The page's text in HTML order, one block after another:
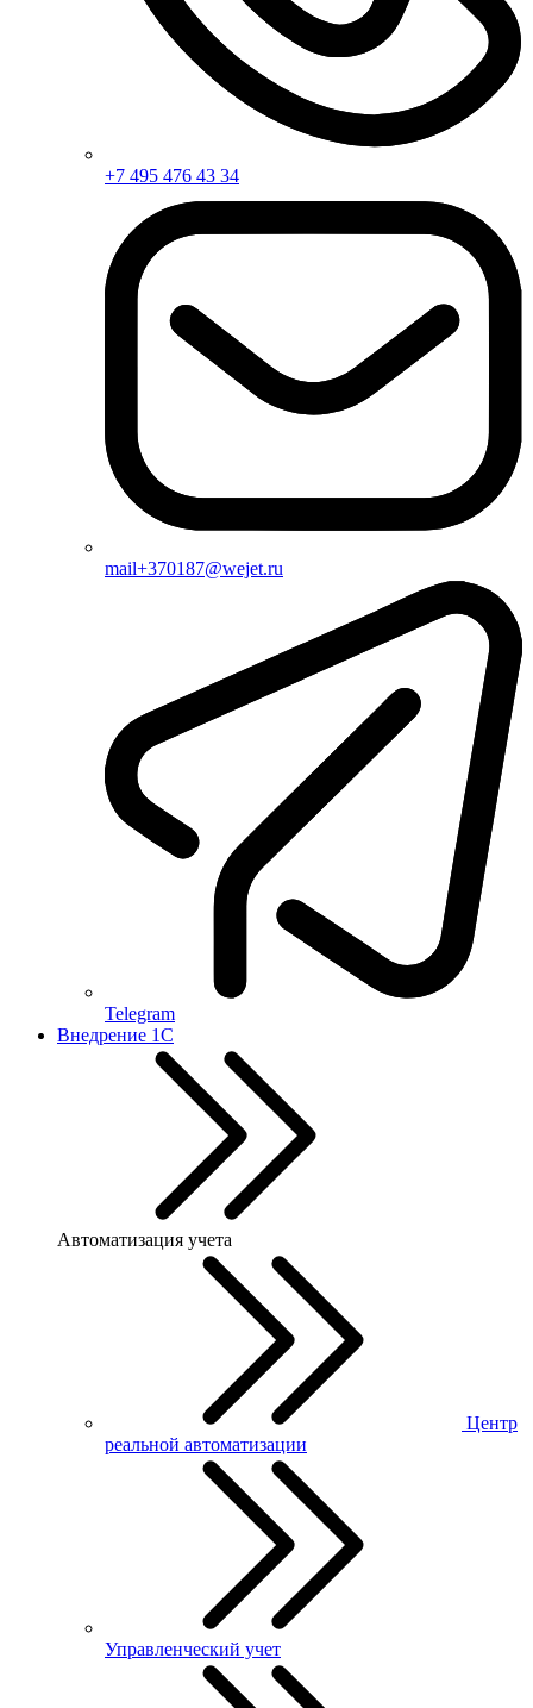
+7 495 476 43 34
mail+370187@wejet.ru
Telegram
Внедрение 1С
Автоматизация учета
Центр
реальной автоматизации
Управленческий учет